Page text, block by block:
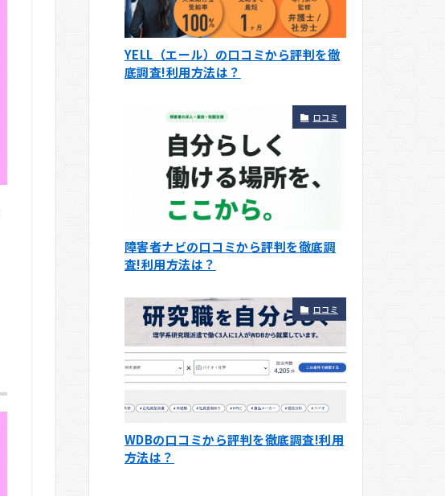
YELL（エール）の口コミから評判を徹
底調査!利用方法は？
口コミ
障害者ナビの口コミから評判を徹底調
査!利用方法は？
口コミ
WDBの口コミから評判を徹底調査!利用
方法は？